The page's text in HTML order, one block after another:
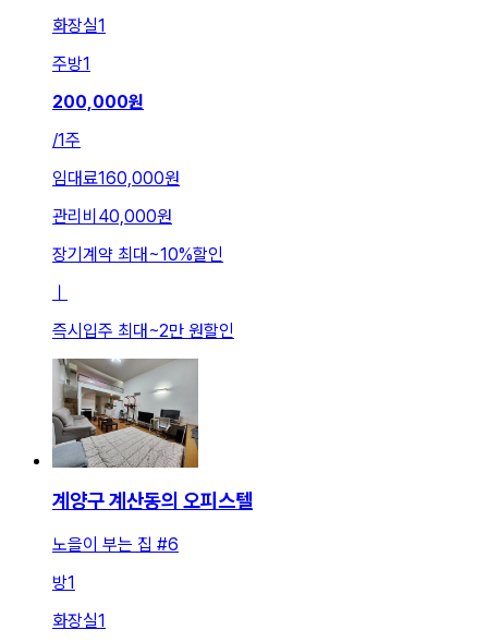
화장실1
주방1
200,000원
/1주
임대료160,000원
관리비 40,000원
장기계약 최대 ~10%할인
즉시입주 최대 ~2만 원할인
계양구 계산동의 오피스텔
노을이 부는 집 #6
방1
화장실1